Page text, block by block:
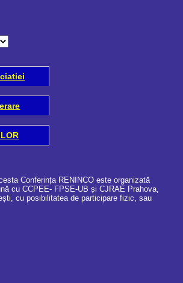
Conferința RENINCO este organizată
cu CCPEE- FPSE-UB și CJRAE Prahova,
cu posibilitatea de participare fizic, sau